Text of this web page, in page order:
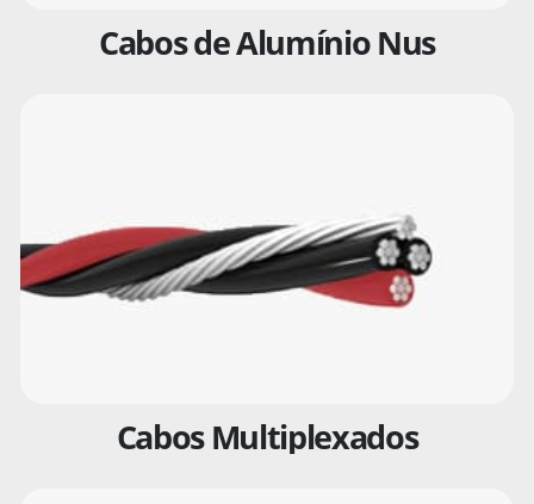
Cabos de Alumínio Nus
Cabos Multiplexados